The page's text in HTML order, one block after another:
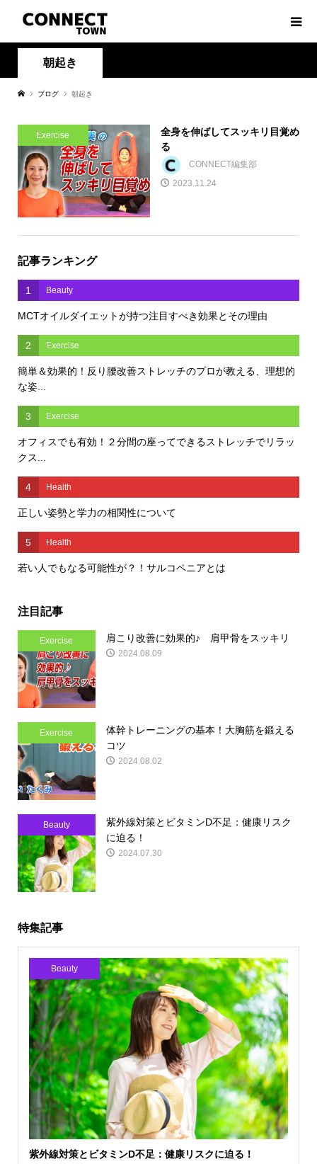
朝起き
ブログ 朝起き
Exercise
全身を伸ばしてスッキリ目覚め
る
CONNECT編集部
2023.11.24
記事ランキング
1 Beauty
MCTオイルダイエットが持つ注目すべき効果とその理由
2 Exercise
簡単＆効果的！反り腰改善ストレッチのプロが教える、理想的
な姿...
3 Exercise
オフィスでも有効！２分間の座ってできるストレッチでリラッ
クス...
4 Health
正しい姿勢と学力の相関性について
5 Health
若い人でもなる可能性が？！サルコペニアとは
注目記事
Exercise 肩こり改善に効果的♪ 肩甲骨をスッキリ
2024.08.09
Exercise
体幹トレーニングの基本！大胸筋を鍛える
コツ
2024.08.02
Beauty
紫外線対策とビタミンD不足：健康リスク
に迫る！
2024.07.30
特集記事
Beauty
紫外線対策とビタミンD不足：健康リスクに迫る！